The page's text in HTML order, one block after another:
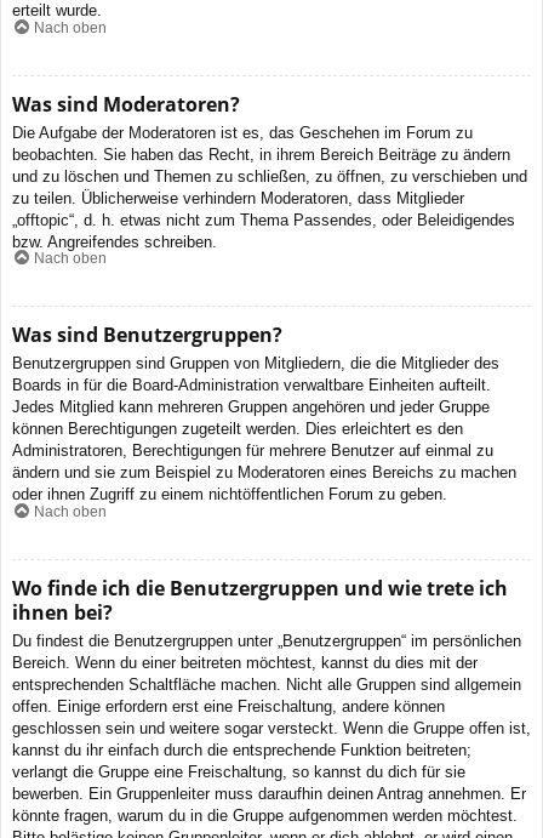
erteilt wurde.
Nach oben
Was sind Moderatoren?
Die Aufgabe der Moderatoren ist es, das Geschehen im Forum zu
beobachten. Sie haben das Recht, in ihrem Bereich Beiträge zu ändern
und zu löschen und Themen zu schließen, zu öffnen, zu verschieben und
zu teilen. Üblicherweise verhindern Moderatoren, dass Mitglieder
„offtopic“, d. h. etwas nicht zum Thema Passendes, oder Beleidigendes
bzw. Angreifendes schreiben.
Nach oben
Was sind Benutzergruppen?
Benutzergruppen sind Gruppen von Mitgliedern, die die Mitglieder des
Boards in für die Board-Administration verwaltbare Einheiten aufteilt.
Jedes Mitglied kann mehreren Gruppen angehören und jeder Gruppe
können Berechtigungen zugeteilt werden. Dies erleichtert es den
Administratoren, Berechtigungen für mehrere Benutzer auf einmal zu
ändern und sie zum Beispiel zu Moderatoren eines Bereichs zu machen
oder ihnen Zugriff zu einem nichtöffentlichen Forum zu geben.
Nach oben
Wo finde ich die Benutzergruppen und wie trete ich
ihnen bei?
Du findest die Benutzergruppen unter „Benutzergruppen“ im persönlichen
Bereich. Wenn du einer beitreten möchtest, kannst du dies mit der
entsprechenden Schaltfläche machen. Nicht alle Gruppen sind allgemein
offen. Einige erfordern erst eine Freischaltung, andere können
geschlossen sein und weitere sogar versteckt. Wenn die Gruppe offen ist,
kannst du ihr einfach durch die entsprechende Funktion beitreten;
verlangt die Gruppe eine Freischaltung, so kannst du dich für sie
bewerben. Ein Gruppenleiter muss daraufhin deinen Antrag annehmen. Er
könnte fragen, warum du in die Gruppe aufgenommen werden möchtest.